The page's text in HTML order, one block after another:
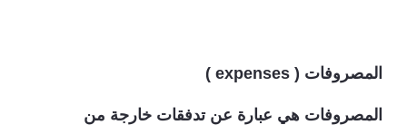
المصروفات ( expenses
)
المصروفات هي عبارة عن تدفقات خارجة من